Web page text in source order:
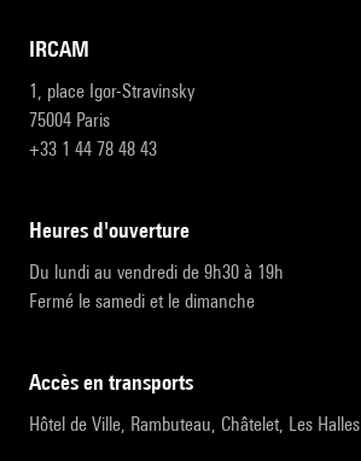
IRCAM
1, place Igor-Stravinsky
75004 Paris
+33 1 44 78 48 43
heures d'ouverture
Du lundi au vendredi de 9h30 à 19h
Fermé le samedi et le dimanche
accès en transports
Hôtel de Ville, Rambuteau, Châtelet, Les Halles